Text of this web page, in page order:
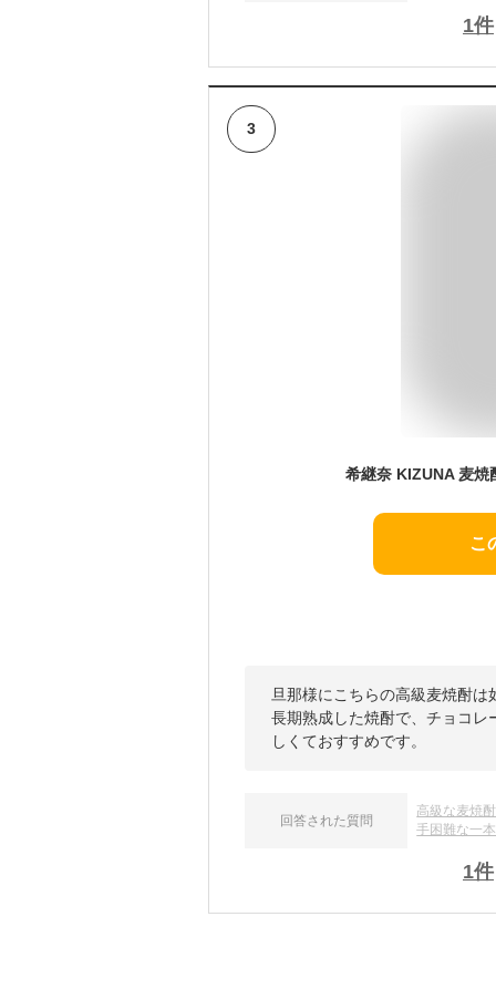
1件
3
こ
旦那様にこちらの高級麦焼酎
長期熟成した焼酎で、チョコ
しくておすすめです。
回答された質問
高級な麦焼
手困難な一
1件